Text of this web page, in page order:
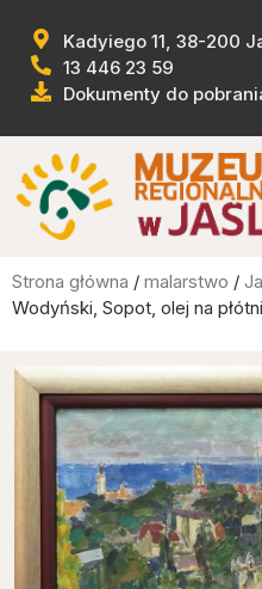
Kadyiego 11, 38-200
13 446 23 59
Dokumenty do
Strona główna / malarstwo /
Wodyński, Sopot, olej na